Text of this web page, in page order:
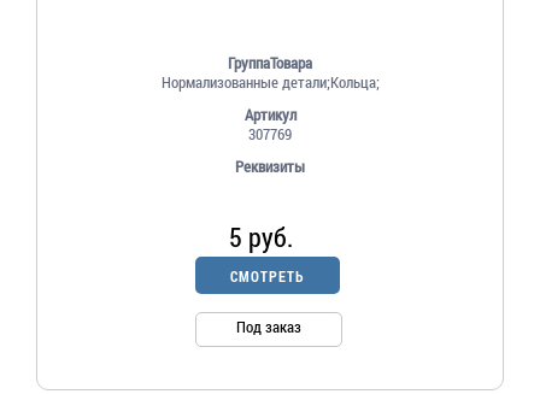
ГруппаТовара
Нормализованные детали;Кольца;
Артикул
307769
Реквизиты
5 руб.
СМОТРЕТЬ
Под заказ